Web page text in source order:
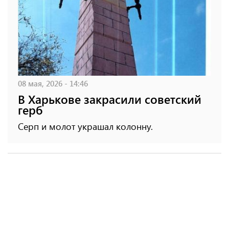
08 мая, 2026 - 14:46
В Харькове закрасили советский
герб
Серп и молот украшал колонну.